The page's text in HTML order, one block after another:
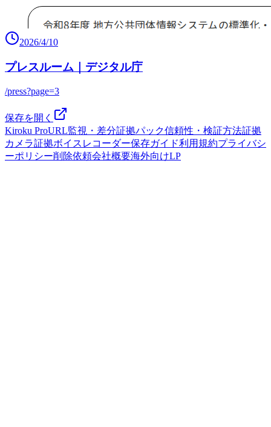
2026/4/10
プレスルーム｜デジタル庁
/press?page=3
保存を開く
Kiroku ProURL監視・差分証拠パック信頼性・検証方法証拠
カメラ証拠ボイスレコーダー保存ガイド利用規約プライバシ
ーポリシー削除依頼会社概要海外向けLP